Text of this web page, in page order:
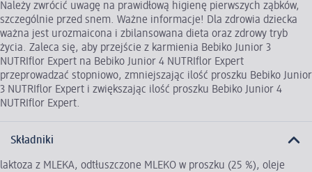
Należy zwrócić uwagę na prawidłową higienę pierwszych ząbków,
szczególnie przed snem. Ważne informacje! Dla zdrowia dziecka
ważna jest urozmaicona i zbilansowana dieta oraz zdrowy tryb
życia. Zaleca się, aby przejście z karmienia Bebiko Junior 3
NUTRIflor Expert na Bebiko Junior 4 NUTRIflor Expert
przeprowadzać stopniowo, zmniejszając ilość proszku Bebiko Junior
3 NUTRIflor Expert i zwiększając ilość proszku Bebiko Junior 4
NUTRIflor Expert.
Składniki
laktoza z MLEKA, odtłuszczone MLEKO w proszku (25 %), oleje